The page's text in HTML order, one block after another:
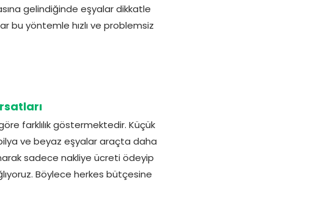
gelindiğinde eşyalar dikkatle
bu yöntemle hızlı ve problemsiz
farklılık göstermektedir. Küçük
ve beyaz eşyalar araçta daha
sadece nakliye ücreti ödeyip
Böylece herkes bütçesine